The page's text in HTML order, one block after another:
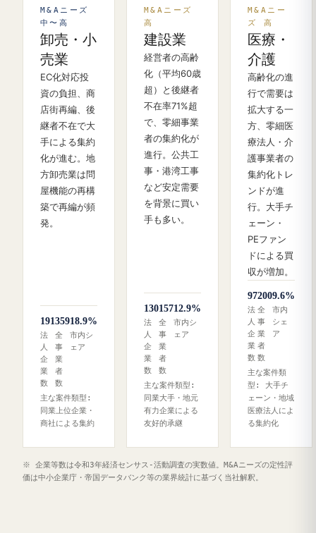
M&Aニーズ
中〜高
卸売・小
売業
EC化対応投
資の負担、商
店街再編、後
継者不在で大
手による集約
化が進む。地
方卸売業は問
屋機能の再構
築で再編が頻
発。
191
法
人
企
業
数
359
全
事
業
者
数
18.9%
市内シ
ェア
主な案件類型:
同業上位企業・
商社による集約
M&Aニーズ
高
建設業
経営者の高齢
化（平均60歳
超）と後継者
不在率71%超
で、零細事業
者の集約化が
進行。公共工
事・港湾工事
など安定需要
を背景に買い
手も多い。
130
法
人
企
業
数
157
全
事
業
者
数
12.9%
市内シ
ェア
主な案件類型:
同業大手・地元
有力企業による
友好的承継
M&Aニー
ズ 高
医療・
介護
高齢化の進
行で需要は
拡大する一
方、零細医
療法人・介
護事業者の
集約化トレ
ンドが進
行。大手チ
ェーン・
PEファン
ドによる買
収が増加。
97
法
人
企
業
数
200
全
事
業
者
数
9.6%
市内
シェ
ア
主な案件類
型: 大手チ
ェーン・地域
医療法人によ
る集約化
※ 企業等数は令和3年経済センサス‐活動調査の実数値。M&Aニーズの定性評
価は中小企業庁・帝国データバンク等の業界統計に基づく当社解釈。